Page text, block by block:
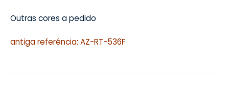
Outras cores a pedido
antiga referência: AZ-RT-536F